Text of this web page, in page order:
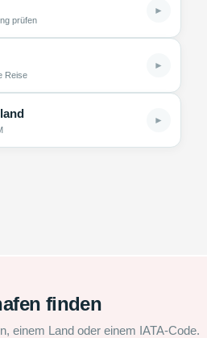
prüfen
►
Reise
►
►
finden
einem Land oder einem IATA-Code.